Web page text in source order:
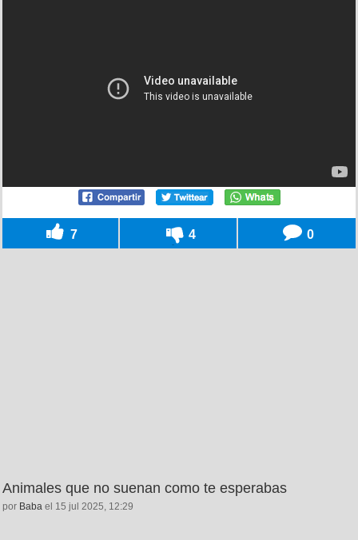
7 4 0
Animales que no suenan como te esperabas
por Baba el 15 jul 2025, 12:29